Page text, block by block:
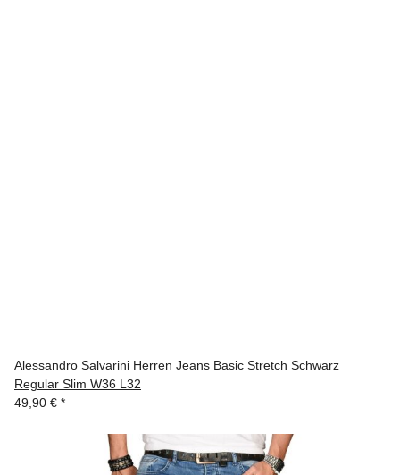
Alessandro Salvarini Herren Jeans Basic Stretch Schwarz
Regular Slim W36 L32
49,90 € *